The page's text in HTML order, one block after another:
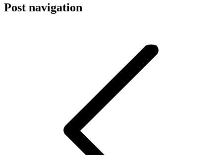
Post navigation